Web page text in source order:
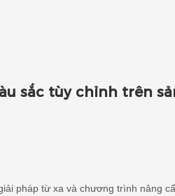
sắc tùy chỉnh trên
pháp từ xa và chương trình nâng